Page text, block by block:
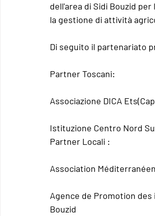
dell'area di Sidi Bouzid
la gestione di attività
Di seguito il partenariato
Partner Toscani:
Associazione DICA
Istituzione Centro Nord
Partner Locali :
Association
Agence de Promotion
Bouzid